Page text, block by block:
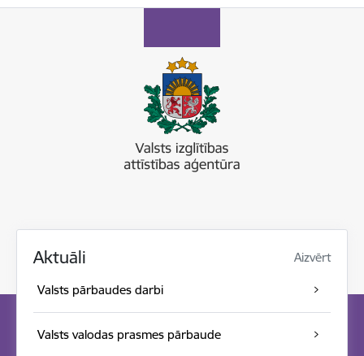
Aktuāli Aizvērt
Valsts pārbaudes darbi
Valsts valodas prasmes pārbaude